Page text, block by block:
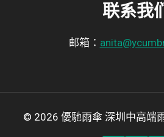
联系我
邮箱：
© 2026 優馳雨傘 深圳中高端